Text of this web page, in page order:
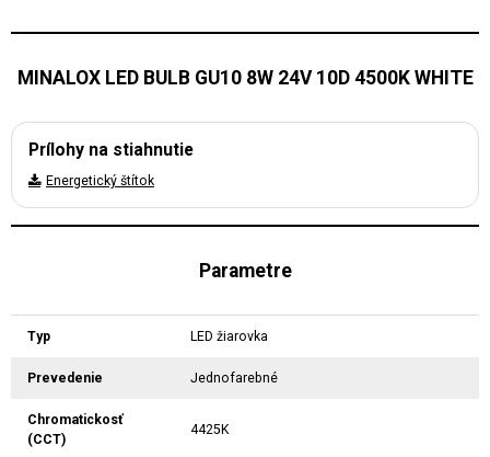
MINALOX LED BULB GU10 8W 24V 10D 4500K WHITE
Prílohy na stiahnutie
Energetický štítok
Parametre
Typ LED žiarovka
Prevedenie Jednofarebné
Chromatickosť
(CCT)
4425K